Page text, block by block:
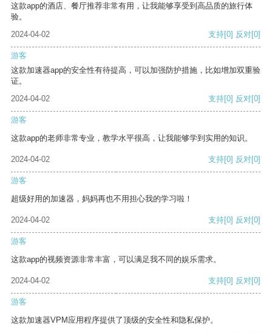
这款app的酒店、餐厅推荐非常有用，让我能够享受到高品质的旅行体
验。
2024-04-02
支持[0] 反对[0]
游客
这款加速器app的安全性有待提高，可以加强防护措施，比如增加双重验
证。
2024-04-02
支持[0] 反对[0]
游客
这款app的老师非常专业，教学水平很高，让我能够学到实用的知识。
2024-04-02 支持[0] 反对[0]
游客
超级好用的加速器，妈妈再也不用担心我的学习啦！
2024-04-02 支持[0] 反对[0]
游客
这款app的视频资源非常丰富，可以满足我不同的娱乐需求。
2024-04-02 支持[0] 反对[0]
游客
这款加速器VPM应用程序提供了顶级的安全性和隐私保护。